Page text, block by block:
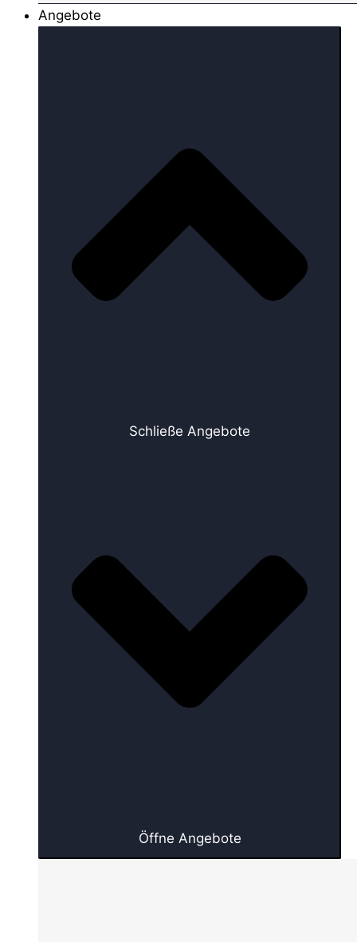
Angebote
Schließe Angebote
Öffne Angebote